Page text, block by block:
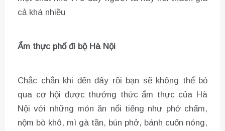
cả khá nhiều
Ẩm thực phố đi bộ Hà Nội
Chắc chắn khi đến đây rồi bạn sẽ không thể bỏ
qua cơ hội được thưởng thức ẩm thực của Hà
Nội với những món ăn nổi tiếng như phở chấm,
nộm bò khô, mì gà tần, bún phở, bánh cuốn nóng,